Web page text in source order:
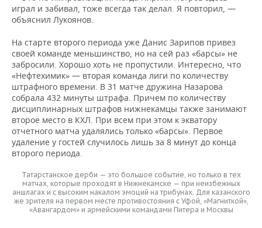
играл и забивал, тоже всегда так делал. Я повторил, —
объяснил Лукоянов.
На старте второго периода уже Данис Зарипов привез
своей команде меньшинство, но на сей раз «барсы» не
забросили. Хорошо хоть не пропустили. Интересно, что
«Нефтехимик» — вторая команда лиги по количеству
штрафного времени. В 31 матче дружина Назарова
собрала 432 минуты штрафа. Причем по количеству
дисциплинарных штрафов нижнекамцы также занимают
второе место в КХЛ. При всем при этом к экватору
отчетного матча удалялись только «барсы». Первое
удаление у гостей случилось лишь за 8 минут до конца
второго периода.
Татарстанское дерби — это большое событие, но только в тех
матчах, которые проходят в Нижнекамске — при неизбежных
аншлагах и с высоким накалом эмоций на трибунах. Для казанского
же зрителя на первом месте противостояния с Уфой, «Магниткой»,
«Авангардом» и армейскими командами Питера и Москвы